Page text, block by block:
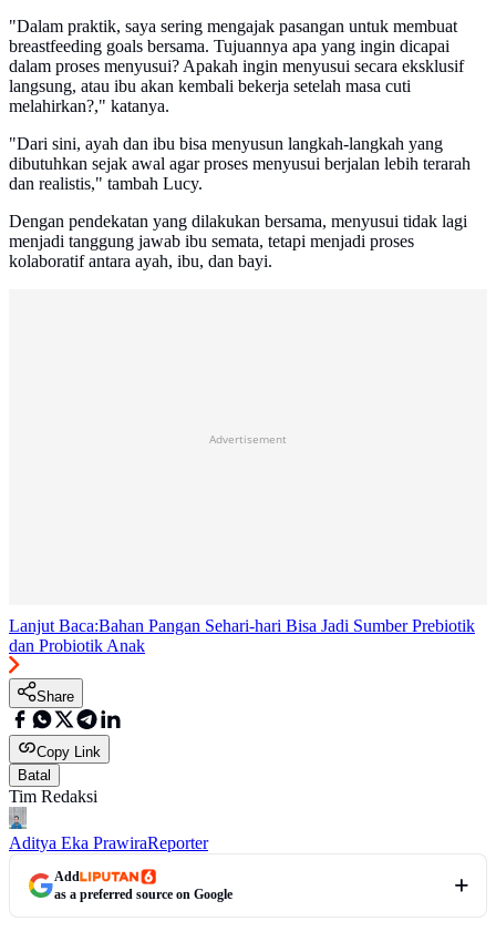
"Dalam praktik, saya sering mengajak pasangan untuk membuat
breastfeeding goals bersama. Tujuannya apa yang ingin dicapai
dalam proses menyusui? Apakah ingin menyusui secara eksklusif
langsung, atau ibu akan kembali bekerja setelah masa cuti
melahirkan?," katanya.
"Dari sini, ayah dan ibu bisa menyusun langkah-langkah yang
dibutuhkan sejak awal agar proses menyusui berjalan lebih terarah
dan realistis," tambah Lucy.
Dengan pendekatan yang dilakukan bersama, menyusui tidak lagi
menjadi tanggung jawab ibu semata, tetapi menjadi proses
kolaboratif antara ayah, ibu, dan bayi.
Advertisement
Lanjut Baca:Bahan Pangan Sehari-hari Bisa Jadi Sumber Prebiotik
dan Probiotik Anak
Share
Copy Link
Batal
Tim Redaksi
Aditya Eka PrawiraReporter
Add
as a preferred source on Google